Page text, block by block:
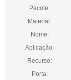
Pacote:
Material:
Nome:
Aplicação:
Recurso:
Porta: